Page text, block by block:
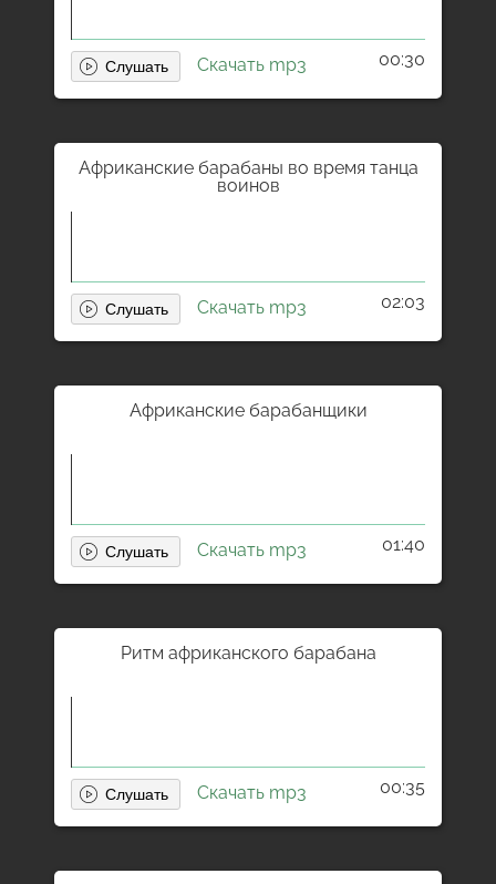
Скачать mp3 00:30
Африканские барабаны во время танца
воинов
Скачать mp3 02:03
Африканские барабанщики
Скачать mp3 01:40
Ритм африканского барабана
Скачать mp3 00:35